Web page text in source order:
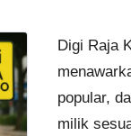
Digi Raja
popular,
milik